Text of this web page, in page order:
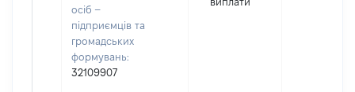
осіб –
підприємців та
громадських
формувань:
32109907